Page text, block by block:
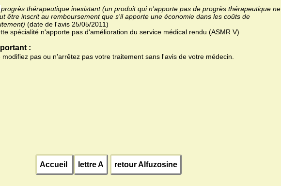
progrès thérapeutique inexistant (un produit qui n'apporte pas de progrès thérapeutique ne
être inscrit au remboursement que s'il apporte une économie dans les coûts de
(date de l'avis 25/05/2011)
spécialité n'apporte pas d'amélioration du service médical rendu (ASMR V)
:
modifiez pas ou n'arrêtez pas votre traitement sans l'avis de votre médecin.
Accueil lettre A retour Alfuzosine